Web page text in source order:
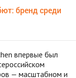
бренд среди
впервые был
— масштабном и